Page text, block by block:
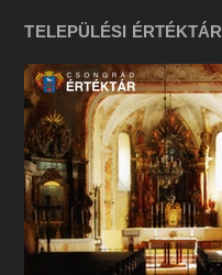
TELEPÜLÉSI ÉRTÉKTÁR